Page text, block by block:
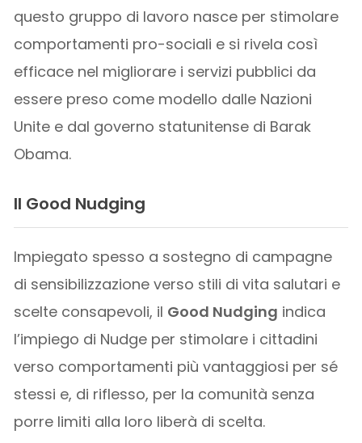
questo gruppo di lavoro nasce per stimolare
comportamenti pro-sociali e si rivela così
efficace nel migliorare i servizi pubblici da
essere preso come modello dalle Nazioni
Unite e dal governo statunitense di Barak
Obama.
Il Good Nudging
Impiegato spesso a sostegno di campagne
di sensibilizzazione verso stili di vita salutari e
scelte consapevoli, il Good Nudging indica
l’impiego di Nudge per stimolare i cittadini
verso comportamenti più vantaggiosi per sé
stessi e, di riflesso, per la comunità senza
porre limiti alla loro liberà di scelta.